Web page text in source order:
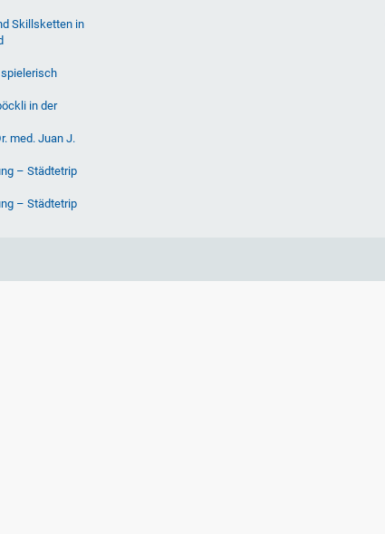
Skillsketten in
in der
med. Juan J.
– Städtetrip
– Städtetrip